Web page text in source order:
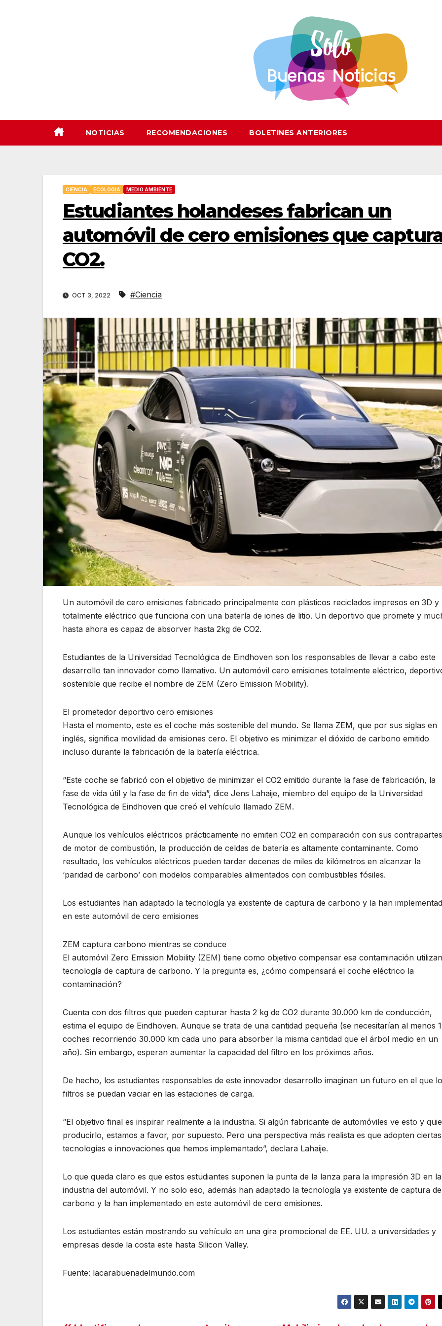
NOTICIAS RECOMENDACIONES BOLETINES ANTERIORES
CIENCIA ECOLOGIA MEDIO AMBIENTE
Estudiantes holandeses fabrican un
automóvil de cero emisiones que
CO2.
OCT 3, 2022 #Ciencia
Un automóvil de cero emisiones fabricado principalmente con plásticos reciclados impresos en 3D y
totalmente eléctrico que funciona con una batería de iones de litio. Un deportivo que promete y
hasta ahora es capaz de absorver hasta 2kg de CO2.
Estudiantes de la Universidad Tecnológica de Eindhoven son los responsables de llevar a cabo este
desarrollo tan innovador como llamativo. Un automóvil cero emisiones totalmente eléctrico,
sostenible que recibe el nombre de ZEM (Zero Emission Mobility).
El prometedor deportivo cero emisiones
Hasta el momento, este es el coche más sostenible del mundo. Se llama ZEM, que por sus siglas en
inglés, significa movilidad de emisiones cero. El objetivo es minimizar el dióxido de carbono emitido
incluso durante la fabricación de la batería eléctrica.
“Este coche se fabricó con el objetivo de minimizar el CO2 emitido durante la fase de fabricación, la
fase de vida útil y la fase de fin de vida”, dice Jens Lahaije, miembro del equipo de la Universidad
Tecnológica de Eindhoven que creó el vehículo llamado ZEM.
Aunque los vehículos eléctricos prácticamente no emiten CO2 en comparación con sus contrapartes
de motor de combustión, la producción de celdas de batería es altamente contaminante. Como
resultado, los vehículos eléctricos pueden tardar decenas de miles de kilómetros en alcanzar la
‘paridad de carbono’ con modelos comparables alimentados con combustibles fósiles.
Los estudiantes han adaptado la tecnología ya existente de captura de carbono y la han
en este automóvil de cero emisiones
ZEM captura carbono mientras se conduce
El automóvil Zero Emission Mobility (ZEM) tiene como objetivo compensar esa contaminación
tecnología de captura de carbono. Y la pregunta es, ¿cómo compensará el coche eléctrico la
contaminación?
Cuenta con dos filtros que pueden capturar hasta 2 kg de CO2 durante 30.000 km de conducción,
estima el equipo de Eindhoven. Aunque se trata de una cantidad pequeña (se necesitarían al menos
coches recorriendo 30.000 km cada uno para absorber la misma cantidad que el árbol medio en un
año). Sin embargo, esperan aumentar la capacidad del filtro en los próximos años.
De hecho, los estudiantes responsables de este innovador desarrollo imaginan un futuro en el que
filtros se puedan vaciar en las estaciones de carga.
“El objetivo final es inspirar realmente a la industria. Si algún fabricante de automóviles ve esto y
producirlo, estamos a favor, por supuesto. Pero una perspectiva más realista es que adopten ciertas
tecnologías e innovaciones que hemos implementado”, declara Lahaije.
Lo que queda claro es que estos estudiantes suponen la punta de la lanza para la impresión 3D en la
industria del automóvil. Y no solo eso, además han adaptado la tecnología ya existente de captura de
carbono y la han implementado en este automóvil de cero emisiones.
Los estudiantes están mostrando su vehículo en una gira promocional de EE. UU. a universidades y
empresas desde la costa este hasta Silicon Valley.
Fuente: lacarabuenadelmundo.com
EDUCACIÓN
SALUD
Los
mejor
para
nuevo
22 DE
2022